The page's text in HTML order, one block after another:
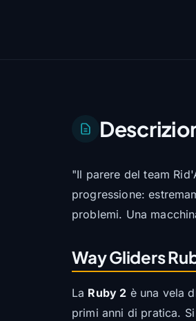
"Il parere del team
progressione:
problemi. Una
Way Gliders
La Ruby 2 è una vela
primi anni di pratica.